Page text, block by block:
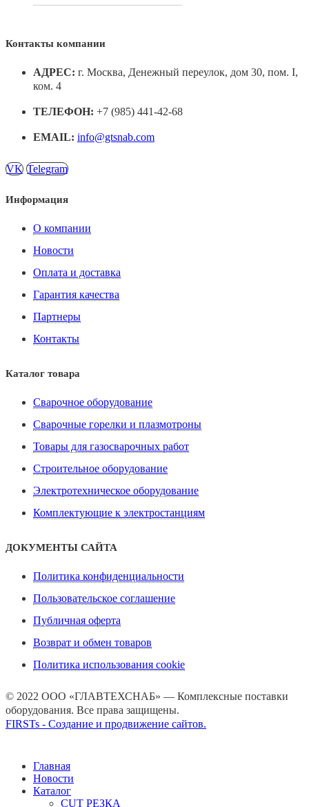
Контакты компании
АДРЕС: г. Москва, Денежный переулок, дом 30, пом. I,
ком. 4
ТЕЛЕФОН: +7 (985) 441-42-68
EMAIL: info@gtsnab.com
VK Telegram
Информация
О компании
Новости
Оплата и доставка
Гарантия качества
Партнеры
Контакты
Каталог товара
Сварочное оборудование
Сварочные горелки и плазмотроны
Товары для газосварочных работ
Строительное оборудование
Электротехническое оборудование
Комплектующие к электростанциям
ДОКУМЕНТЫ САЙТА
Политика конфиденциальности
Пользовательское соглашение
Публичная оферта
Возврат и обмен товаров
Политика использования cookie
© 2022 ООО «ГЛАВТЕХСНАБ» — Комплексные поставки
оборудования. Все права защищены.
FIRSTs - Создание и продвижение сайтов.
Главная
Новости
Каталог
CUT РЕЗКА